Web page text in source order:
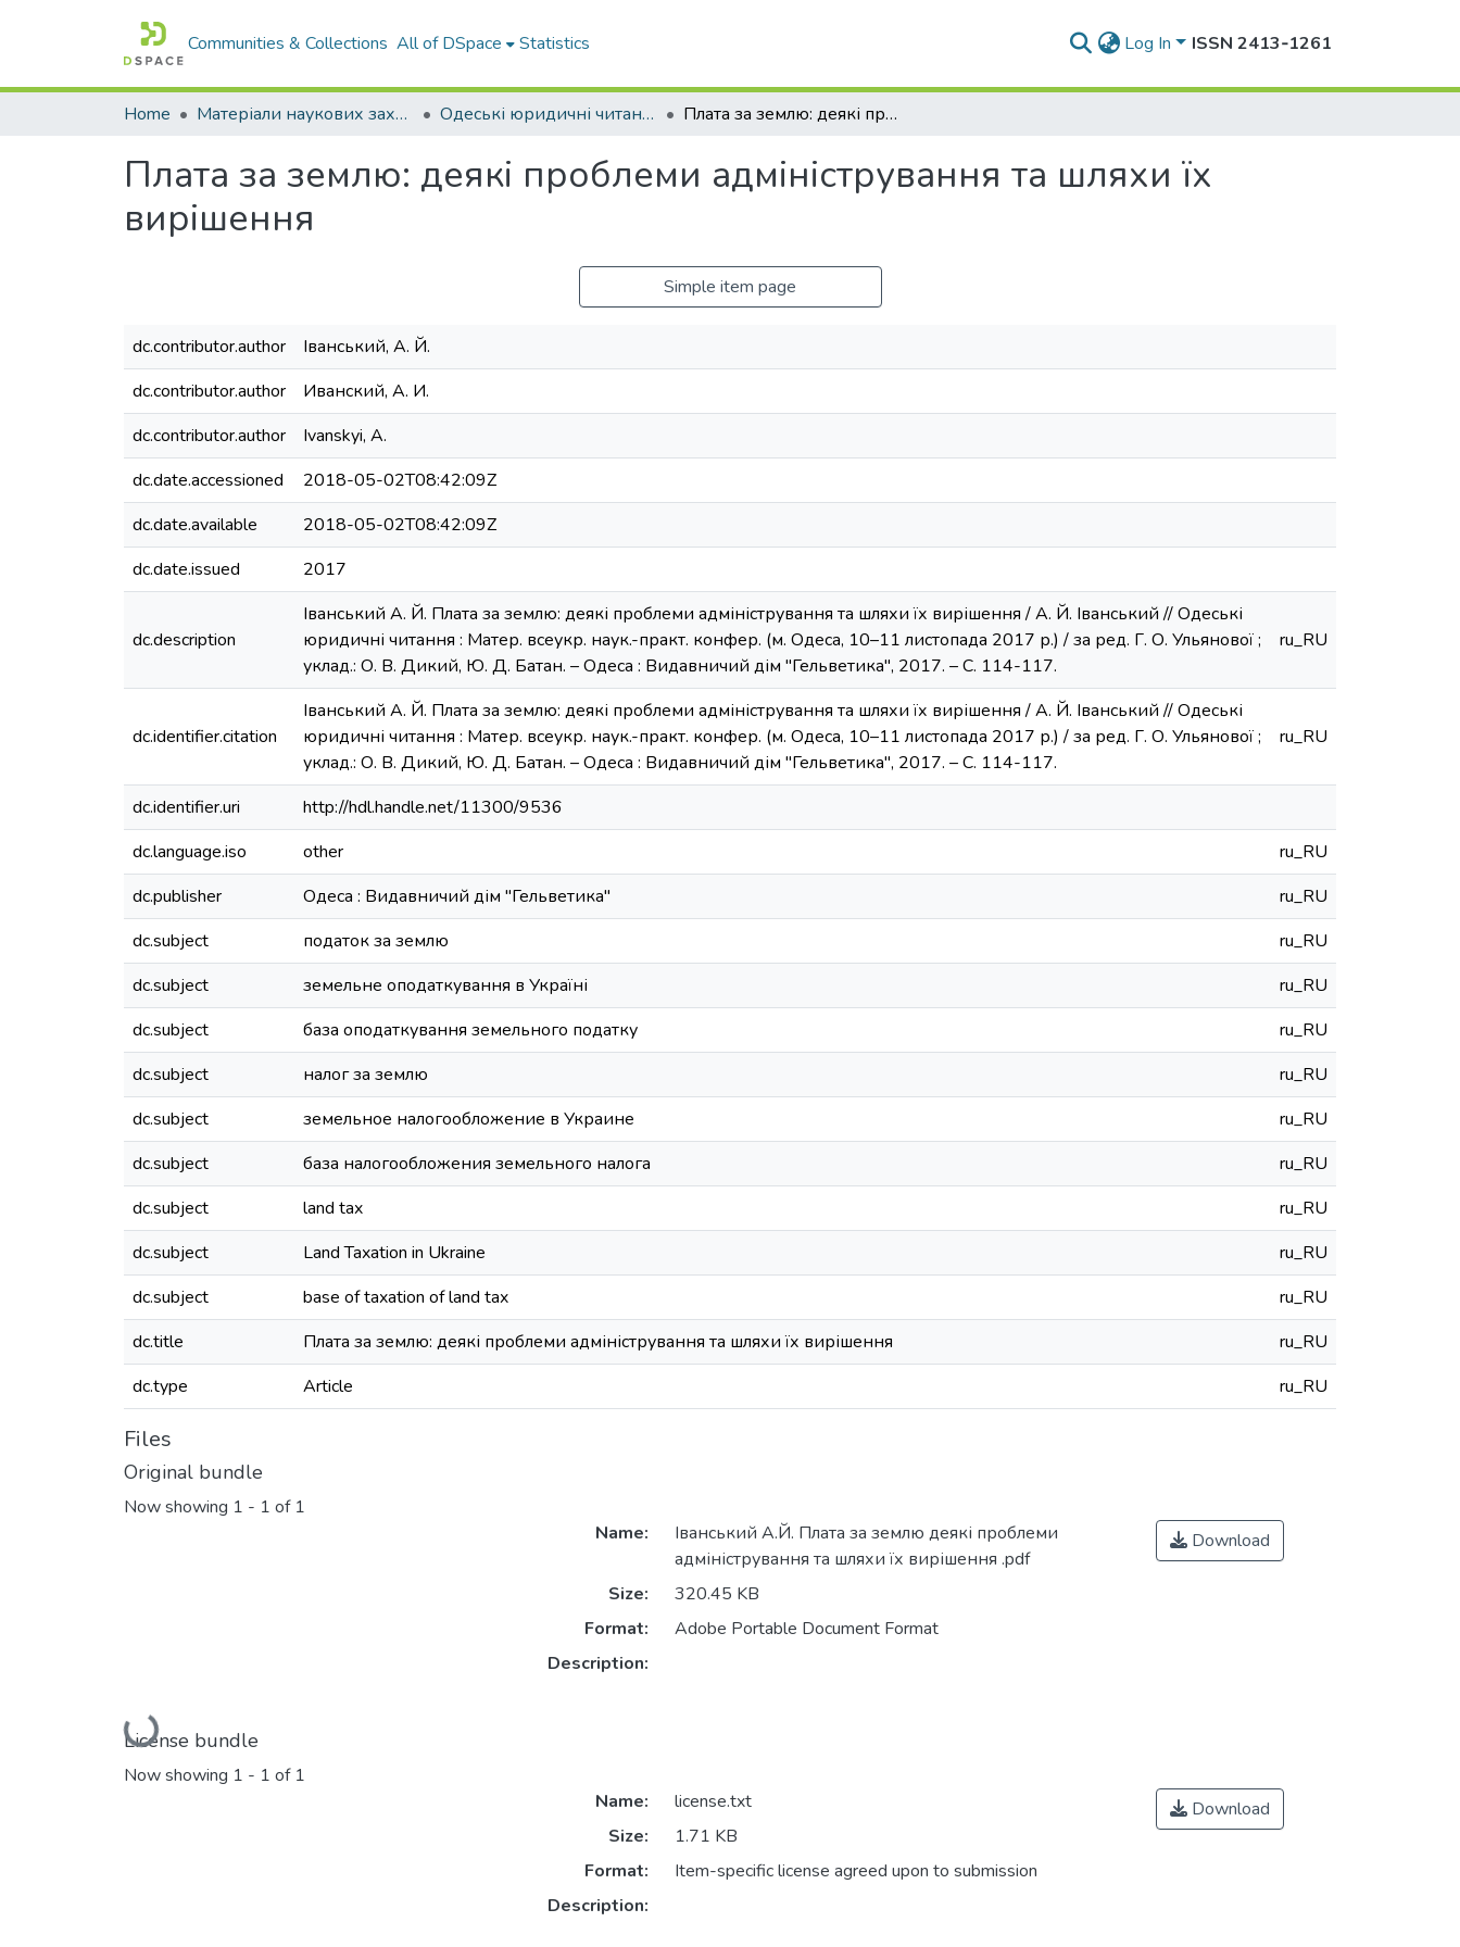
Communities & Collections All of DSpace Statistics Log In ISSN 2413‑1261
Home Матеріали наукових заходів Одеські юридичні читання : Матеріали Всеукраїнської науково-практичної конференції (м. Одеса, 10-11 листопада 2017 р.) Плата за землю: деякі проблеми адміністрування та шляхи їх вирішення
Плата за землю: деякі проблеми адміністрування та шляхи їх
вирішення
Simple item page
dc.contributor.author
Іванський, А. Й.
dc.contributor.author
Иванский, А. И.
dc.contributor.author
Ivanskyi, A.
dc.date.accessioned
2018-05-02T08:42:09Z
dc.date.available
2018-05-02T08:42:09Z
dc.date.issued
2017
dc.description
Іванський А. Й. Плата за землю: деякі проблеми адміністрування та шляхи їх вирішення / А. Й. Іванський // Одеські
юридичні читання : Матер. всеукр. наук.-практ. конфер. (м. Одеса, 10–11 листопада 2017 р.) / за ред. Г. О. Ульянової ;
уклад.: О. В. Дикий, Ю. Д. Батан. – Одеса : Видавничий дім "Гельветика", 2017. – С. 114-117.
ru_RU
dc.identifier.citation
Іванський А. Й. Плата за землю: деякі проблеми адміністрування та шляхи їх вирішення / А. Й. Іванський // Одеські
юридичні читання : Матер. всеукр. наук.-практ. конфер. (м. Одеса, 10–11 листопада 2017 р.) / за ред. Г. О. Ульянової ;
уклад.: О. В. Дикий, Ю. Д. Батан. – Одеса : Видавничий дім "Гельветика", 2017. – С. 114-117.
ru_RU
dc.identifier.uri
http://hdl.handle.net/11300/9536
dc.language.iso
other
ru_RU
dc.publisher
Одеса : Видавничий дім "Гельветика"
ru_RU
dc.subject
податок за землю
ru_RU
dc.subject
земельне оподаткування в Україні
ru_RU
dc.subject
база оподаткування земельного податку
ru_RU
dc.subject
налог за землю
ru_RU
dc.subject
земельное налогообложение в Украине
ru_RU
dc.subject
база налогообложения земельного налога
ru_RU
dc.subject
land tax
ru_RU
dc.subject
Land Taxation in Ukraine
ru_RU
dc.subject
base of taxation of land tax
ru_RU
dc.title
Плата за землю: деякі проблеми адміністрування та шляхи їх вирішення
ru_RU
dc.type
Article ru_RU
Files
Original bundle
Now showing 1 - 1 of 1
Loading...
Name:
Іванський А.Й. Плата за землю деякі проблеми
адміністрування та шляхи їх вирішення .pdf
Size:
320.45 KB
Format:
Adobe Portable Document Format
Description:
Download
License bundle
Now showing 1 - 1 of 1
Name:
license.txt
Size:
1.71 KB
Format:
Item-specific license agreed upon to submission
Description:
Download